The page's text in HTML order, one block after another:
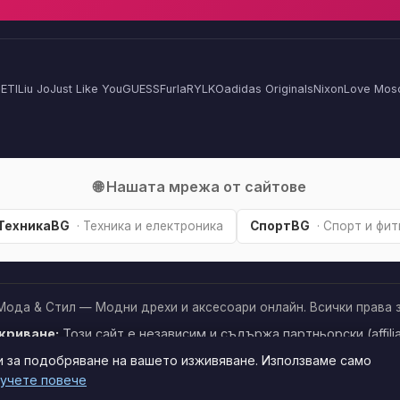
| FRASH, F Мъжки дънкови бермуди
Liu JoJust Like YouGUESSFurlaRYLKOadidas OriginalsNixonLove
🌐 Нашата мрежа от сайтове
· Техника и електроника СпортBG · Спорт и
& Стил — Модни дрехи и аксесоари онлайн. Всички права
Този сайт е независим и съдържа партньорски
тях, може да получим малка комисиона от магазина —
за вас. Това ни помага да поддържаме сайта безплатен.
за подобряване на вашето изживяване. Използваме само
повече